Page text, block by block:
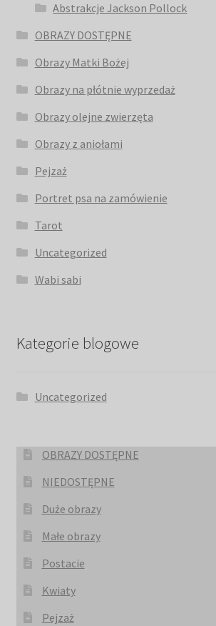
Abstrakcje Jackson Pollock
OBRAZY DOSTĘPNE
Obrazy Matki Bożej
Obrazy na płótnie wyprzedaż
Obrazy olejne zwierzęta
Obrazy z aniołami
Pejzaż
Portret psa na zamówienie
Tarot
Uncategorized
Wabi sabi
Kategorie blogowe
Uncategorized
OBRAZY DOSTĘPNE
NIEDOSTĘPNE
Duże obrazy
Małe obrazy
Postacie
Kwiaty
Pejzaż